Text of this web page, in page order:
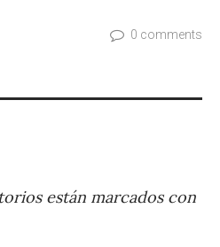
0 comments
están marcados con